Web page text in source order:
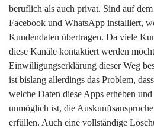
beruflich als auch privat. Sind auf
Facebook und WhatsApp installiert,
Kundendaten übertragen. Da viele
diese Kanäle kontaktiert werden
Einwilligungserklärung dieser Weg
ist bislang allerdings das Problem,
welche Daten diese Apps erheben und
unmöglich ist, die
erfüllen. Auch eine vollständige